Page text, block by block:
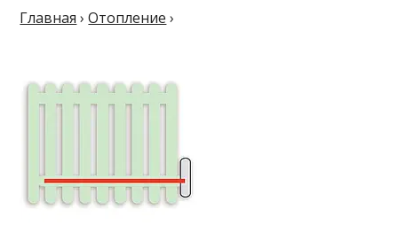
Главная ›Отопление ›